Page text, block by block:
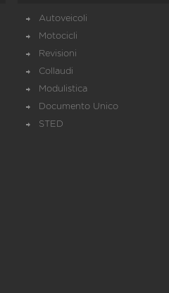
Autoveicoli
Motocicli
Revisioni
Collaudi
Modulistica
Documento Unico
STED